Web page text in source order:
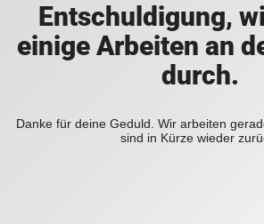
Entschuldigung,
einige Arbeiten an
durch.
Danke für deine Geduld. Wir arbeiten
sind in Kürze wieder